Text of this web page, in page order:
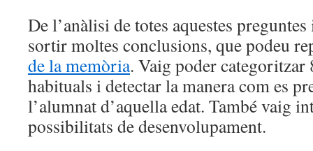
De l’anàlisi de totes aquestes
sortir moltes conclusions, que podeu
de la memòria. Vaig poder categoritzar
habituals i detectar la manera com es
l’alumnat d’aquella edat. També vaig
possibilitats de desenvolupament.